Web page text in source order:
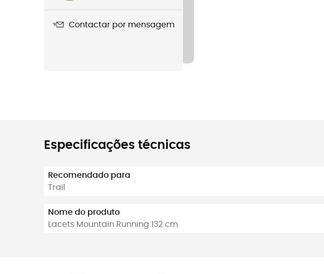
Contactar por mensagem
Especificações técnicas
Recomendado para
Trail
Nome do produto
Lacets Mountain Running 132 cm